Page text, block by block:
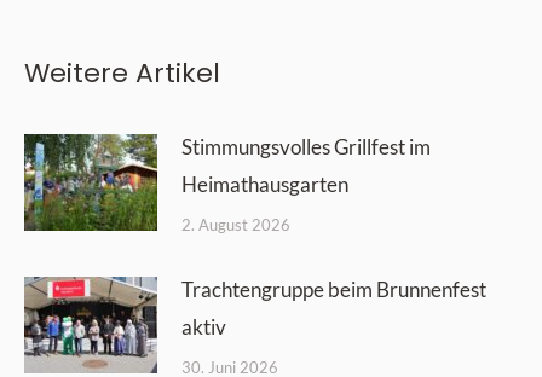
Weitere Artikel
Stimmungsvolles Grillfest im
Heimathausgarten
2. August 2026
Trachtengruppe beim Brunnenfest
aktiv
30. Juni 2026